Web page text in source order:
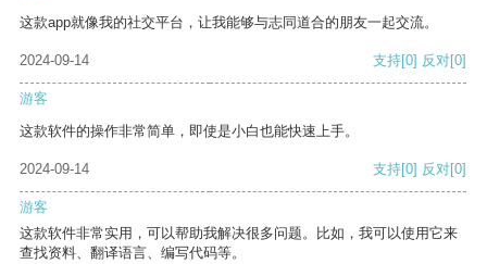
这款app就像我的社交平台，让我能够与志同道合的朋友一起交流。
2024-09-14 支持[0] 反对[0]
游客
这款软件的操作非常简单，即使是小白也能快速上手。
2024-09-14 支持[0] 反对[0]
游客
这款软件非常实用，可以帮助我解决很多问题。比如，我可以使用它来
查找资料、翻译语言、编写代码等。